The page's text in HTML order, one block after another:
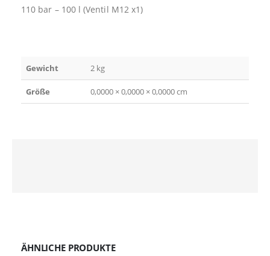
110 bar – 100 l (Ventil M12 x1)
Gewicht 2 kg
Größe 0,0000 × 0,0000 × 0,0000 cm
ÄHNLICHE PRODUKTE